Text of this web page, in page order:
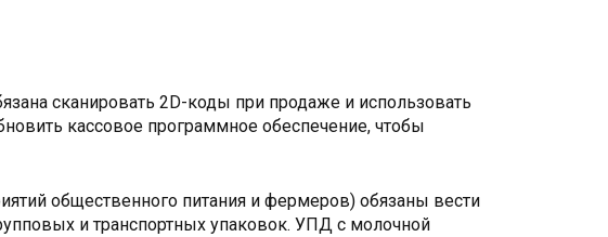
сканировать 2D-коды при продаже и использовать
кассовое программное обеспечение, чтобы
общественного питания и фермеров) обязаны вести
и транспортных упаковок. УПД с молочной